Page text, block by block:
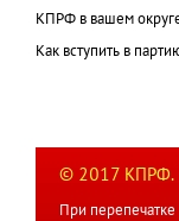
КПРФ в вашем
Как вступить в
© 2017 КПРФ.
При перепечатке